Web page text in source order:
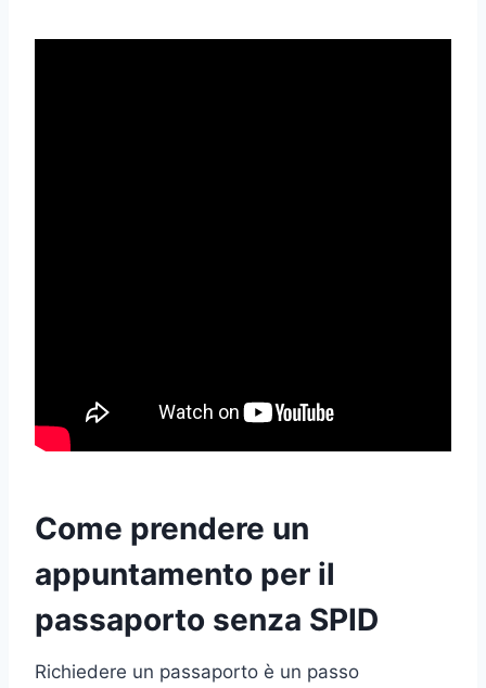
Come prendere un
appuntamento per il
passaporto senza SPID
Richiedere un passaporto è un passo